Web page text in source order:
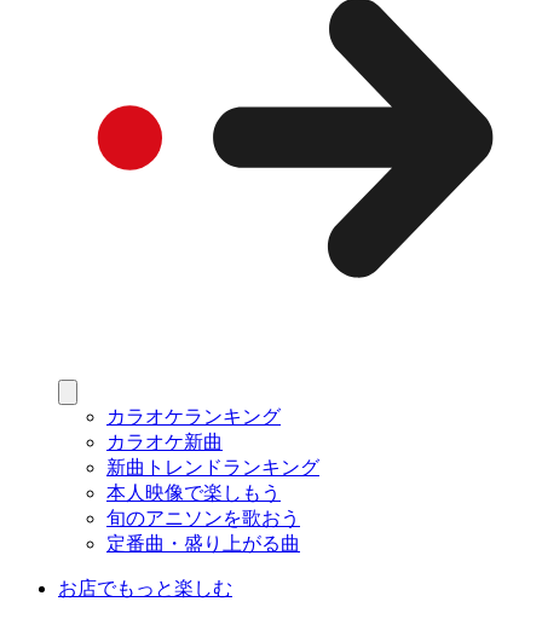
カラオケランキング
カラオケ新曲
新曲トレンドランキング
本人映像で楽しもう
旬のアニソンを歌おう
定番曲・盛り上がる曲
お店でもっと楽しむ